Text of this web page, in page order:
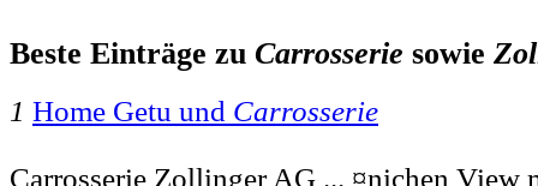
Beste Einträge zu Carrosserie sowie
1 Home Getu und Carrosserie
Carrosserie Zollinger AG ... ¤nichen View